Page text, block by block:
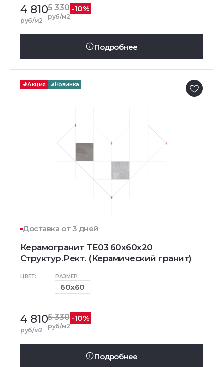
4 810
руб/м2
5 330
руб/м2
-10%
Подробнее
Акция Новинка
Доставка от 3 дней
Керамогранит TE03 60x60x20
Структур.Рект. (Керамический гранит)
ЦВЕТ: РАЗМЕР:
60x60
4 810
руб/м2
5 330
руб/м2
-10%
Подробнее